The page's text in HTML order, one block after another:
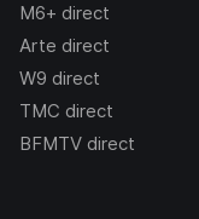
M6+ direct
Arte direct
W9 direct
TMC direct
BFMTV direct